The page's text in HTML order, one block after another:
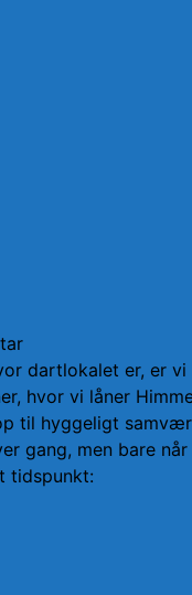
dartlokalet er, er
hvor vi låner
til hyggeligt
gang, men bare
tidspunkt: